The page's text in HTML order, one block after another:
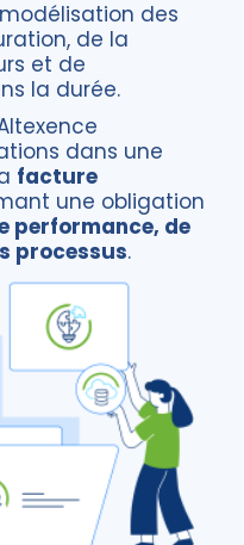
des
de la
et de
la durée.
dans une
facture
une obligation
performance, de
processus.